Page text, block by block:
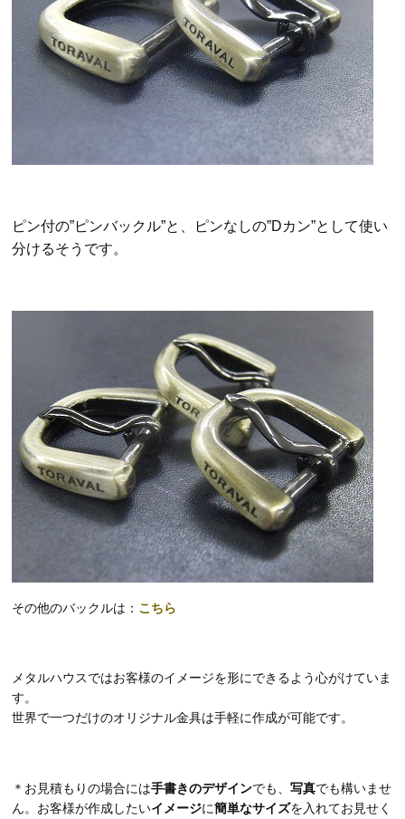
ピン付の”ピンバックル”と、ピンなしの”Dカン”として使い
分けるそうです。
その他のバックルは： こちら
メタルハウスではお客様のイメージを形にできるよう心がけていま
す。
世界で一つだけのオリジナル金具は手軽に作成が可能です。
＊お見積もりの場合には手書きのデザインでも、写真でも構いませ
ん。お客様が作成したいイメージに簡単なサイズを入れてお見せく